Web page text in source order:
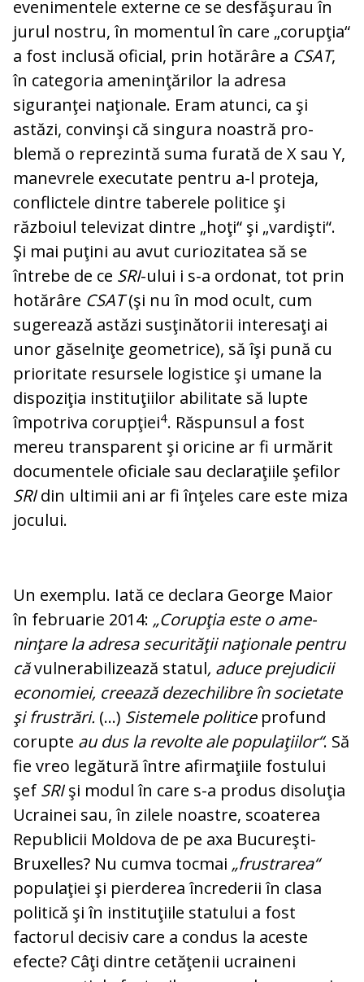
evenimentele externe ce se desfăşurau în
jurul nostru, în momentul în care „corupţia“
a fost inclusă oficial, prin ho­tă­râre a CSAT,
în categoria ameninţărilor la adresa
siguranţei naţionale. Eram atunci, ca şi
astăzi, convinşi că singura noastră pro­
blemă o reprezintă suma furată de X sau Y,
manevrele executate pentru a-l pro­teja,
conflictele dintre taberele politice şi
războiul televizat dintre „hoţi“ şi „var­dişti“.
Şi mai puţini au avut curiozitatea să se
întrebe de ce SRI-ului i s-a ordonat, tot prin
hotărâre CSAT(şi nu în mod ocult, cum
sugerează astăzi susţinătorii interesaţi ai
unor găselniţe geometrice), să îşi pună cu
prioritate resursele logistice şi umane la
dispoziţia instituţiilor abilitate să lupte
împotriva corupţiei4. Răspunsul a fost
mereu transparent şi oricine ar fi ur­mărit
documentele oficiale sau declaraţiile şefilor
SRIdin ultimii ani ar fi înţeles care este miza
jocului.
Un exemplu. Iată ce declara George Maior
în februarie 2014: „Corupţia este o ame­
ninţare la adresa securităţii naţionale pentru
căvulnerabilizează statul, aduce pre­judicii
economiei, creează dezechi­li­bre în societate
şi frustrări. (...) Sis­te­me­le politice profund
corupte au dus la re­volte ale populaţiilor“. Să
fie vreo legă­tu­ră între afirmaţiile fostului
şef SRIşi mo­dul în care s-a produs disoluţia
Ucrainei sau, în zilele noastre, scoaterea
Republicii Moldova de pe axa Bucureşti-
Bruxelles? Nu cumva tocmai „frustrarea“
populaţiei şi pierderea încrederii în clasa
politică şi în instituţiile statului a fost
factorul de­ci­siv care a condus la aceste
efecte? Câţi din­tre cetăţenii ucraineni